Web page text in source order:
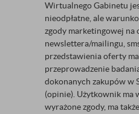
Wirtualnego Gabinetu
nieodpłatne, ale
zgody marketingowej na
newslettera/mailingu,
przedstawienia oferty
przeprowadzenie
dokonanych zakupów w
(opinie). Użytkownik ma
wyrażone zgody, ma